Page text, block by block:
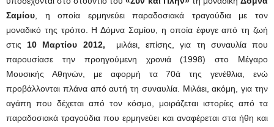
Σαμίου , η οποία ερμηνεύει παραδοσιακά τραγούδια με τον
μοναδικό της τρόπο. Η Δόμνα Σαμίου, η οποία έφυγε από τη ζωή
στις 10 Μαρτίου 2012, μιλάει, επίσης, για τη συναυλία που
παρουσίασε την προηγούμενη χρονιά (1998) στο Μέγαρο
Μουσικής Αθηνών, με αφορμή τα 70ά της γενέθλια, ενώ
προβάλλονται πλάνα από αυτή τη συναυλία. Μιλάει, ακόμη, για την
αγάπη που δέχεται από τον κόσμο, μοιράζεται ιστορίες από τα
παραδοσιακά τραγούδια που ερμηνεύει και αναφέρεται στα ήθη και